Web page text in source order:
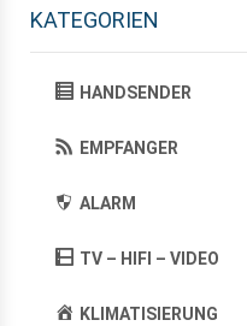
KATEGORIEN
HANDSENDER
EMPFANGER
ALARM
TV – HIFI – VIDEO
KLIMATISIERUNG